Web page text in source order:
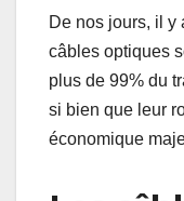
De nos jours, il y
câbles optiques
plus de 99% du
si bien que leur
économique